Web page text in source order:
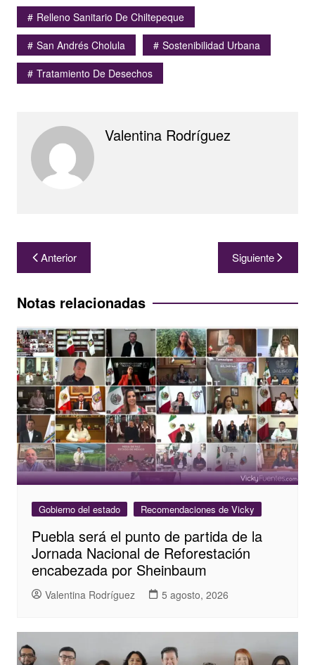
Relleno Sanitario De Chiltepeque
San Andrés Cholula
Sostenibilidad Urbana
Tratamiento De Desechos
Valentina Rodríguez
Navegación
de
entradas
Anterior Siguiente
Notas relacionadas
Gobierno del estado Recomendaciones de Vicky
Puebla será el punto de partida de la
Jornada Nacional de Reforestación
encabezada por Sheinbaum
Valentina Rodríguez 5 agosto, 2026